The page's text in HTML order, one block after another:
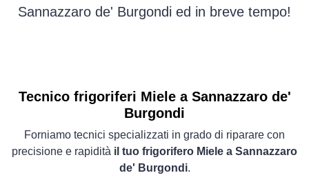
Sannazzaro de' Burgondi ed in breve tempo!
Tecnico frigoriferi Miele a Sannazzaro de'
Burgondi
Forniamo tecnici specializzati in grado di riparare con
precisione e rapidità il tuo frigorifero Miele a Sannazzaro
de' Burgondi.